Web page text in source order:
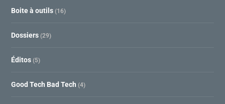
Boite à outils (16)
Dossiers (29)
Éditos (5)
Good Tech Bad Tech (4)